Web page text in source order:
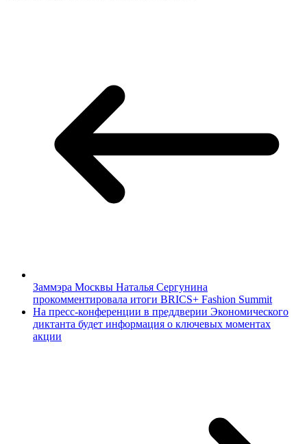
Заммэра Москвы Наталья Сергунина
прокомментировала итоги BRICS+ Fashion Summit
На пресс-конференции в преддверии Экономического
диктанта будет информация о ключевых моментах
акции